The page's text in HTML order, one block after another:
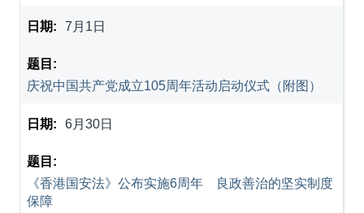
7月1日
庆祝中国共产党成立105周年活动启动仪式（附图）
6月30日
《香港国安法》公布实施6周年 良政善治的坚实制度
保障